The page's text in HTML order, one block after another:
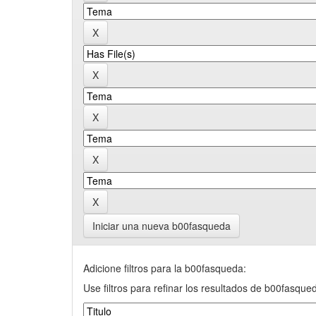
Iniciar una nueva b00fasqueda
Adicione filtros para la b00fasqueda:
Use filtros para refinar los resultados de